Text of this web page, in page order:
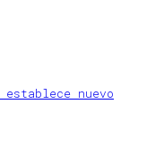
nuevo